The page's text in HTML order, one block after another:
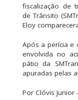
fiscalização de
de Trânsito
Eloy
Após a perícia e
envolvida no
pátio da
apuradas pelas
Por Clóvis Junior